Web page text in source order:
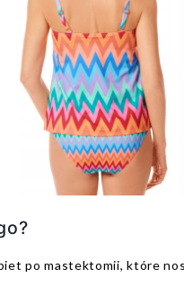
po mastektomii, które